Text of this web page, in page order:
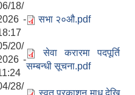
18/
-
सभा २०औ.pdf
20/
-
सेवा करारमा पदपूर्ति
सम्बन्धी सूचना.pdf
28/